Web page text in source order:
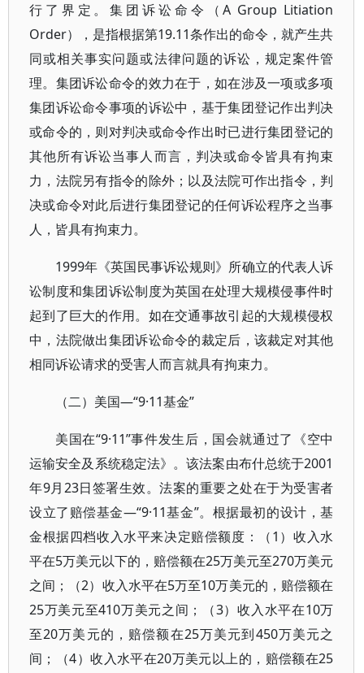
行了界定。集团诉讼命令（A Group Litiation
Order），是指根据第19.11条作出的命令，就产生共
同或相关事实问题或法律问题的诉讼，规定案件管
理。集团诉讼命令的效力在于，如在涉及一项或多项
集团诉讼命令事项的诉讼中，基于集团登记作出判决
或命令的，则对判决或命令作出时已进行集团登记的
其他所有诉讼当事人而言，判决或命令皆具有拘束
力，法院另有指令的除外；以及法院可作出指令，判
决或命令对此后进行集团登记的任何诉讼程序之当事
人，皆具有拘束力。
1999年《英国民事诉讼规则》所确立的代表人诉
讼制度和集团诉讼制度为英国在处理大规模侵事件时
起到了巨大的作用。如在交通事故引起的大规模侵权
中，法院做出集团诉讼命令的裁定后，该裁定对其他
相同诉讼请求的受害人而言就具有拘束力。
（二）美国—“9·11基金”
美国在“9·11”事件发生后，国会就通过了《空中
运输安全及系统稳定法》。该法案由布什总统于2001
年9月23日签署生效。法案的重要之处在于为受害者
设立了赔偿基金—“9·11基金”。根据最初的设计，基
金根据四档收入水平来决定赔偿额度：（1）收入水
平在5万美元以下的，赔偿额在25万美元至270万美元
之间；（2）收入水平在5万至10万美元的，赔偿额在
25万美元至410万美元之间；（3）收入水平在10万
至20万美元的，赔偿额在25万美元到450万美元之
间；（4）收入水平在20万美元以上的，赔偿额在25